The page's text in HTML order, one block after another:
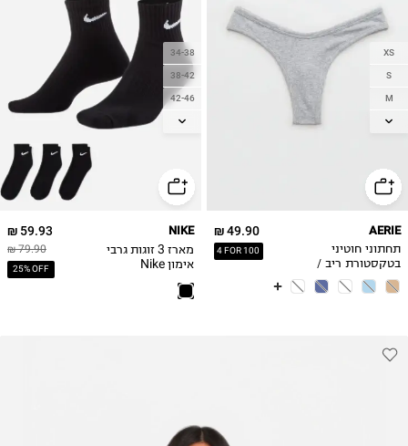
XS
S
M
L
49.90 ₪
4 FOR 100
AERIE
תחתוני חוטיני
בטקסטורת ריב /
נשים
34-38
38-42
42-46
46-50
59.93 ₪
79.90 ₪
25% OFF
NIKE
מארז 3 זוגות גרבי
אימון Nike